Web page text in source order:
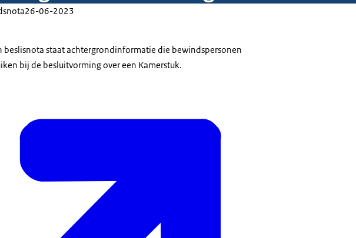
26-06-2023
beslisnota staat achtergrondinformatie die bewindspersonen
bij de besluitvorming over een Kamerstuk.